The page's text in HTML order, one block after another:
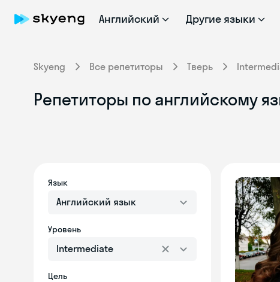
Английский Другие языки
Skyeng Все репетиторы Тверь
Репетиторы по английскому
Язык
Английский язык
Уровень
Intermediate
Цель